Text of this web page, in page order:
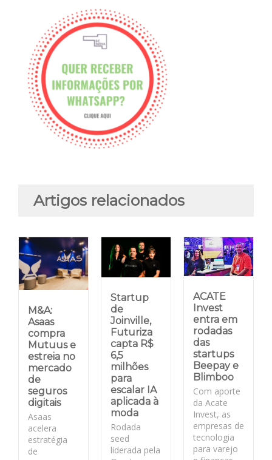
Artigos relacionados
M&A:
Asaas
compra
Mutuus e
estreia no
mercado
de
seguros
digitais
Asaas
acelera
estratégia
de
Startup
de
Joinville,
Futuriza
capta R$
6,5
milhões
para
escalar IA
aplicada à
moda
Rodada
seed
liderada pela
ACATE
Invest
entra em
rodadas
das
startups
Beepay e
Blimboo
Com aporte
da Acate
Invest, as
empresas de
tecnologia
para varejo